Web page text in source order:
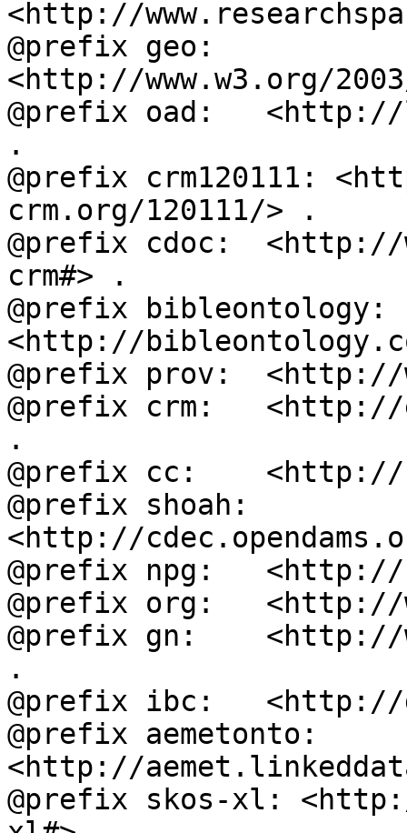
<http://
@prefix geo:
<http://www.w3.org/
@prefix oad:   <http://
.
@prefix crm120111:
crm.org/120111/> .
@prefix cdoc:  <http://
crm#> .
@prefix bibleontology:
<http://
@prefix prov:  <http://
@prefix crm:   <http://
.
@prefix cc:    <http://
@prefix shoah:
<http://
@prefix npg:   <http://
@prefix org:   <http://
@prefix gn:    <http://
.
@prefix ibc:
@prefix aemetonto:
<http://
@prefix skos-xl: